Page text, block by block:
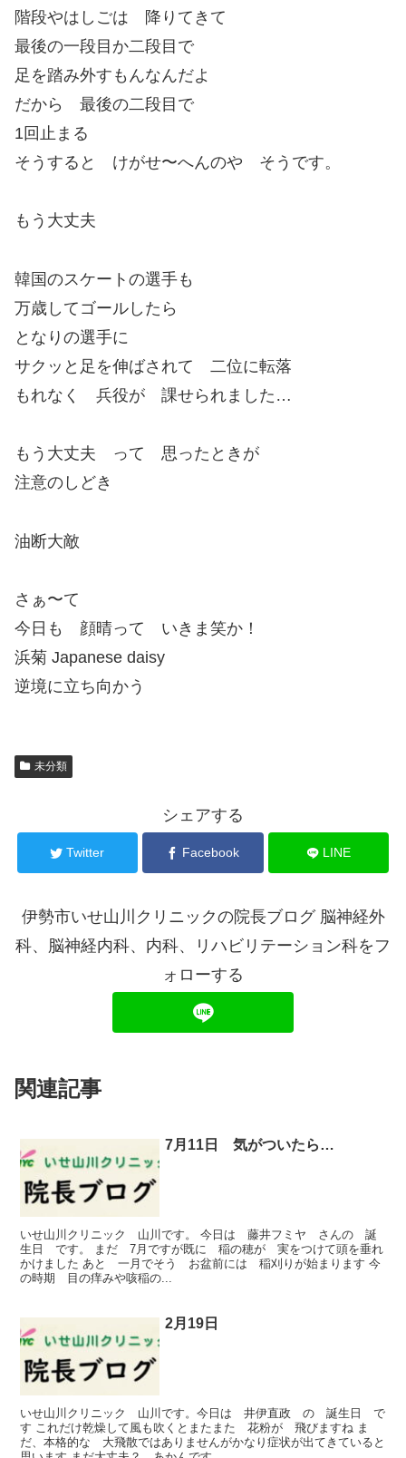
階段やはしごは 降りてきて
最後の一段目か二段目で
足を踏み外すもんなんだよ
だから 最後の二段目で
1回止まる
そうすると けがせ〜へんのや そうです。
もう大丈夫
韓国のスケートの選手も
万歳してゴールしたら
となりの選手に
サクッと足を伸ばされて 二位に転落
もれなく 兵役が 課せられました…
もう大丈夫 って 思ったときが
注意のしどき
油断大敵
さぁ〜て
今日も 顔晴って いきま笑か！
浜菊 Japanese daisy
逆境に立ち向かう
未分類
シェアする
Twitter Facebook LINE
伊勢市いせ山川クリニックの院長ブログ 脳神経外
科、脳神経内科、内科、リハビリテーション科をフ
ォローする
関連記事
7月11日 気がついたら…
いせ山川クリニック 山川です。 今日は 藤井フミヤ さんの 誕
生日 です。 まだ 7月ですが既に 稲の穂が 実をつけて頭を垂れ
かけました あと 一月でそう お盆前には 稲刈りが始まります 今
の時期 目の痒みや咳稲の...
2月19日
いせ山川クリニック 山川です。今日は 井伊直政 の 誕生日 で
す これだけ乾燥して風も吹くとまたまた 花粉が 飛びますね ま
だ、本格的な 大飛散ではありませんがかなり症状が出てきていると